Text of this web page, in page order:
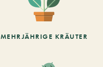
MEHRJÄHRIGE KRÄUTER